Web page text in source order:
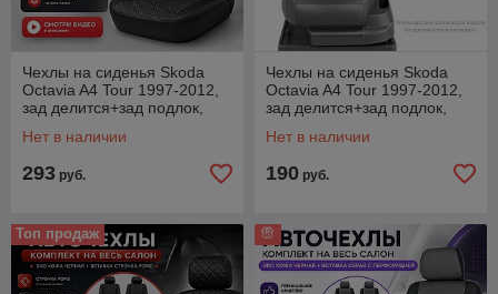
Чехлы на сиденья Skoda
Octavia A4 Tour 1997-2012,
зад делится+зад подлок,
Нет в наличии
293 руб.
Чехлы на сиденья Skoda
Octavia A4 Tour 1997-2012,
зад делится+зад подлок,
Нет в наличии
190 руб.
Топ продаж